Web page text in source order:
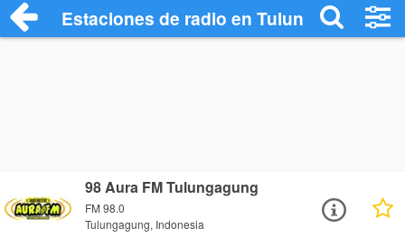
Estaciones de radio en Tulungagung -
98 Aura FM Tulungagung
FM 98.0
Tulungagung, Indonesia